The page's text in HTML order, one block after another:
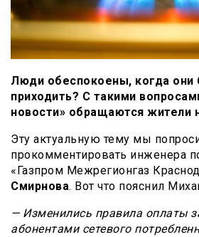
Люди обеспокоены, когда они
приходить? С такими
новости» обращаются жители
Эту актуальную тему мы
прокомментировать инженера
«Газпром Межрегионгаз
Смирнова. Вот что пояснил
— Изменились правила оплаты
абонентами сетевого